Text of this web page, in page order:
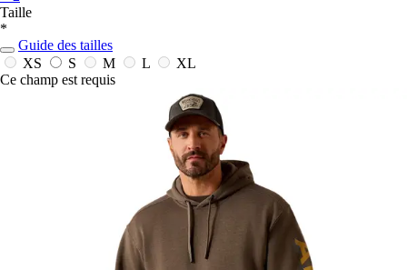
Taille
*
Guide des tailles
XS
S M L
XL
Ce champ est requis